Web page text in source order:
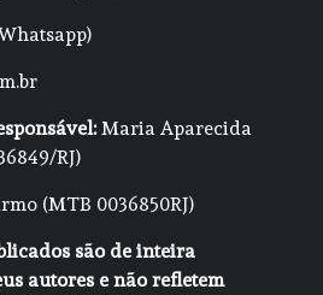
Maria Aparecida
RJ)
(MTB 0036850RJ)
são de inteira
autores e não refletem